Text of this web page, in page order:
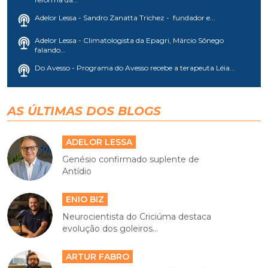
Adelor Lessa - Sandro Zanatta Trichez - fundador e...
Adelor Lessa - Climatologista da Epagri, Márcio Sônego
falando...
Do Avesso - Programa do Avesso recebe a terapeuta Léia...
AS ÚLTIMAS DOS BLOGS
ADELOR LESSA
Genésio confirmado suplente de
Antídio
ENIO BIZ
Neurocientista do Criciúma destaca
evolução dos goleiros...
ARTUR FABRO